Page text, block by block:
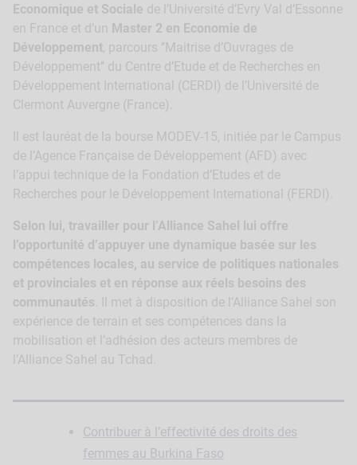
Economique et Sociale de l’Université d’Evry Val d’Essonne
en France et d’un Master 2 en Economie de
Développement, parcours ‘’Maitrise d’Ouvrages de
Développement’’ du Centre d’Etude et de Recherches en
Développement International (CERDI) de l’Université de
Clermont Auvergne (France).
Il est lauréat de la bourse MODEV-15, initiée par le Campus
de l’Agence Française de Développement (AFD) avec
l’appui technique de la Fondation d’Etudes et de
Recherches pour le Développement International (FERDI).
Selon lui, travailler pour l’Alliance Sahel lui offre
l’opportunité d’appuyer une dynamique basée sur les
compétences locales, au service de politiques nationales
et provinciales et en réponse aux réels besoins des
communautés . Il met à disposition de l’Alliance Sahel son
expérience de terrain et ses compétences dans la
mobilisation et l’adhésion des acteurs membres de
l’Alliance Sahel au Tchad.
Contribuer à l’effectivité des droits des
femmes au Burkina Faso